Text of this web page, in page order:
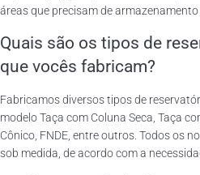
áreas que precisam de
Quais são os tipos de
que vocês fabricam?
Fabricamos diversos tipos de
modelo Taça com Coluna Seca, Taça
Cônico, FNDE, entre outros. Todos os
sob medida, de acordo com a